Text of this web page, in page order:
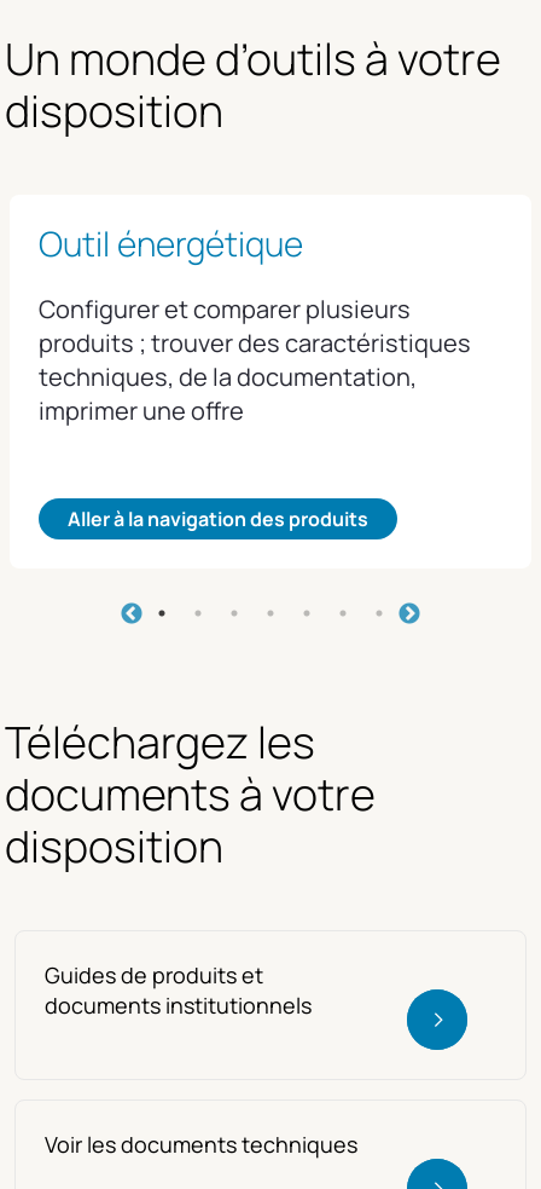
Un monde d’outils à votre
disposition
Outil énergétique
Configurer et comparer plusieurs
produits ; trouver des caractéristiques
techniques, de la documentation,
imprimer une offre
Aller à la navigation des produits
Téléchargez les
documents à votre
disposition
Guides de produits et
documents institutionnels
Voir les documents techniques